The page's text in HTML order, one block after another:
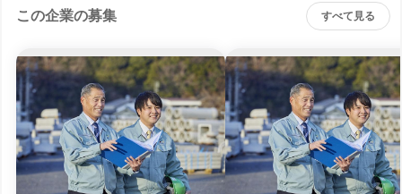
この企業の募集 すべて見る